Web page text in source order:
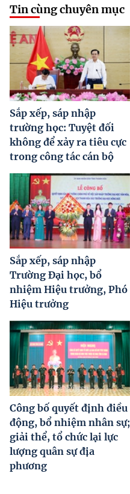
Tin cùng chuyên mục
Sắp xếp, sáp nhập
trường học: Tuyệt đối
không để xảy ra tiêu cực
trong công tác cán bộ
Sắp xếp, sáp nhập
Trường Đại học, bổ
nhiệm Hiệu trưởng, Phó
Hiệu trưởng
Công bố quyết định điều
động, bổ nhiệm nhân sự;
giải thể, tổ chức lại lực
lượng quân sự địa
phương